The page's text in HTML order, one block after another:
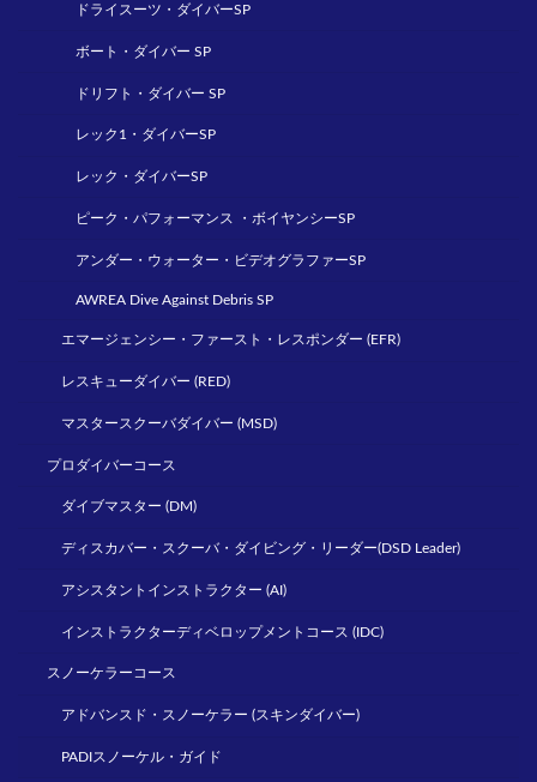
ドライスーツ・ダイバーSP
ボート・ダイバー SP
ドリフト・ダイバー SP
レック1・ダイバーSP
レック・ダイバーSP
ピーク・パフォーマンス ・ボイヤンシーSP
アンダー・ウォーター・ビデオグラファーSP
AWREA Dive Against Debris SP
エマージェンシー・ファースト・レスポンダー (EFR)
レスキューダイバー (RED)
マスタースクーバダイバー (MSD)
プロダイバーコース
ダイブマスター (DM)
ディスカバー・スクーバ・ダイビング・リーダー(DSD Leader)
アシスタントインストラクター (AI)
インストラクターディベロップメントコース (IDC)
スノーケラーコース
アドバンスド・スノーケラー (スキンダイバー)
PADIスノーケル・ガイド